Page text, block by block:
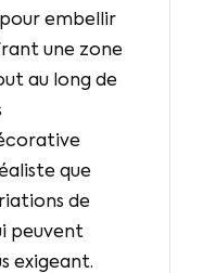
embellir
une zone
au long de
que
de
peuvent
exigeant.